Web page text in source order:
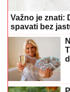
Važno je znati:
spavati bez